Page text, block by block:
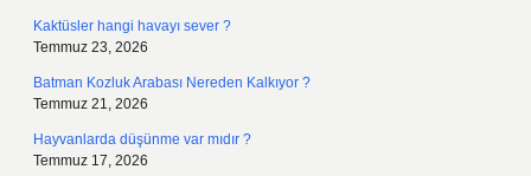
Kaktüsler hangi havayı sever ?
Temmuz 23, 2026
Batman Kozluk Arabası Nereden Kalkıyor ?
Temmuz 21, 2026
Hayvanlarda düşünme var mıdır ?
Temmuz 17, 2026